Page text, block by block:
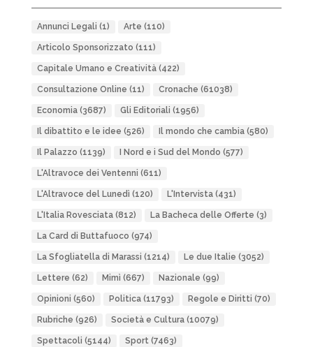
Annunci Legali (1) Arte (110)
Articolo Sponsorizzato (111)
Capitale Umano e Creatività(422)
Consultazione Online (11) Cronache (61038)
Economia(3687) Gli Editoriali (1956)
Il dibattito e le idee (526) Il mondo che cambia(580)
Il Palazzo (1139) I Nord e i Sud del Mondo (577)
L'Altravoce dei Ventenni (611)
L'Altravoce del Lunedì (120) L'Intervista(431)
L'Italia Rovesciata(812) La Bacheca delle Offerte (3)
La Card di Buttafuoco (974)
La Sfogliatella di Marassi (1214) Le due Italie (3052)
Lettere (62) Mimì (667) Nazionale (99)
Opinioni (560) Politica(11793) Regole e Diritti (70)
Rubriche (926) Società e Cultura(10079)
Spettacoli (5144) Sport(7463)